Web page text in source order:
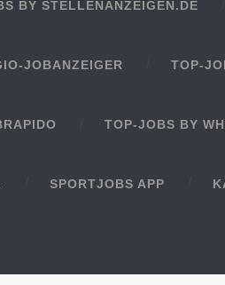
BY STELLENANZEIGEN.DE
JOBANZEIGER TOP-
TOP-JOBS BY
SPORTJOBS APP